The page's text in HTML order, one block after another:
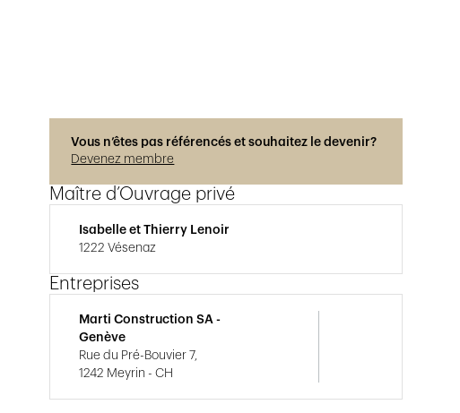
Vous n’êtes pas référencés et souhaitez le devenir?
Devenez membre
Maître d’Ouvrage privé
Isabelle et Thierry Lenoir
1222 Vésenaz
Entreprises
Marti Construction SA -
Genève
Rue du Pré-Bouvier 7,
1242 Meyrin - CH